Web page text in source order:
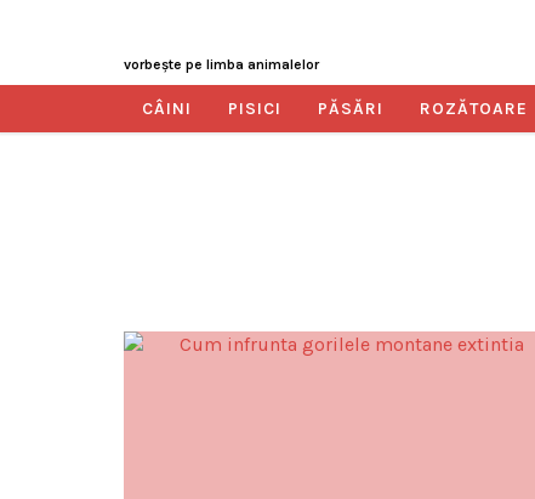
vorbeşte pe limba animalelor
CÂINI PISICI PĂSĂRI ROZĂTOARE